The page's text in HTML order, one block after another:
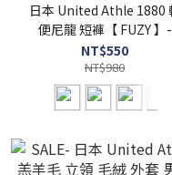
日本 United Athle 1880 輕
便尼龍 短褲【 FUZY 】-
UA1880
NT$550
NT$980